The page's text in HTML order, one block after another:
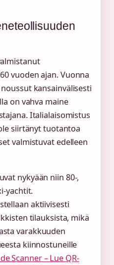
vuoden ajan. Vuonna
kansainvälisesti
on vahva maine
Italialaisomistus
siirtänyt tuotantoa
valmistuvat edelleen
nykyään niin 80-,
yachtit.
aktiivisesti
tilauksista, mikä
varakkuuden
kiinnostuneille
Scanner – Lue QR-